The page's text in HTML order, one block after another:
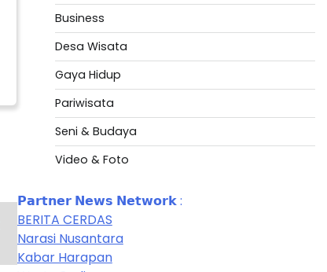
Business
Desa Wisata
Gaya Hidup
Pariwisata
Seni & Budaya
Video & Foto
𝗣𝗮𝗿𝘁𝗻𝗲𝗿 𝗡𝗲𝘄𝘀 𝗡𝗲𝘁𝘄𝗼𝗿𝗸 :
BERITA CERDAS
Narasi Nusantara
Kabar Harapan